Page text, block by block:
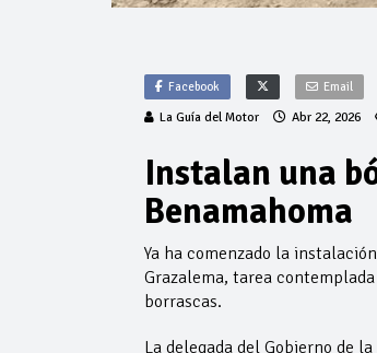
Facebook Email
La Guía del Motor Abr 22, 2026
Instalan una
Benamahoma
Ya ha comenzado la
Grazalema, tarea
borrascas.
La delegada del Gobierno de